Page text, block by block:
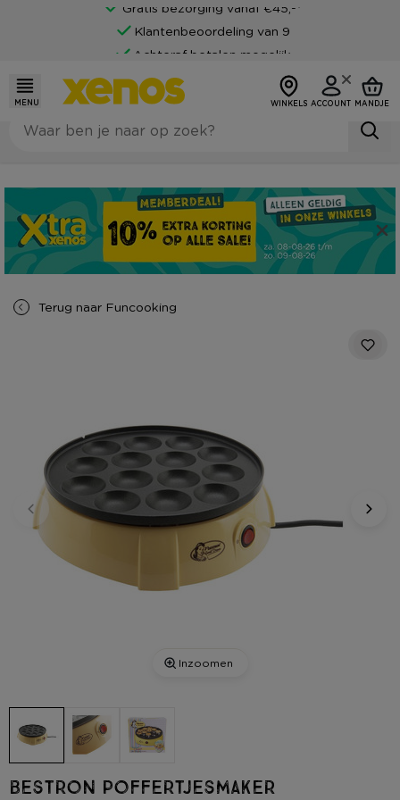
Gratis bezorging vanaf €45,-*
Klantenbeoordeling van 9
Achteraf betalen mogelijk
MENU WINKELS ACCOUNT MANDJE
Terug naar Funcooking
Inzoomen
Bestron poffertjesmaker